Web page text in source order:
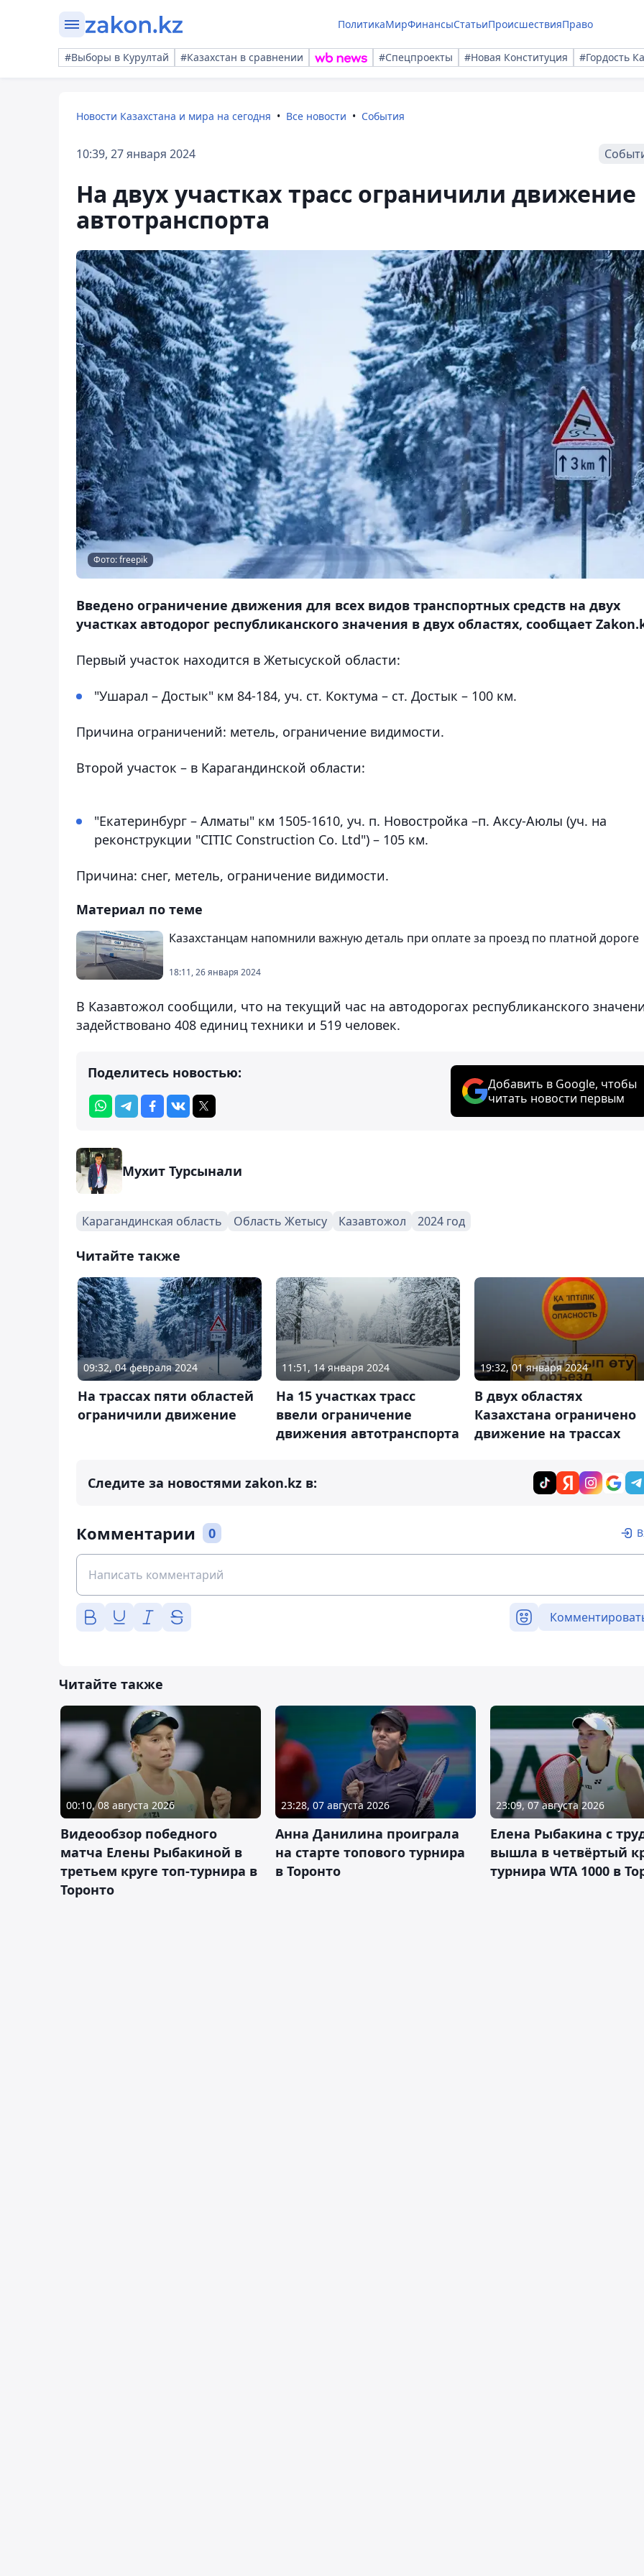
ПолитикаМирФинансыСтатьиПроисшествияПраво
#Выборы в Курултай #Казахстан в сравнении #Спецпроекты #Новая Конституция #Гордость
Новости Казахстана и мира на сегодня Все новости События
10:39, 27 января 2024
На двух участках трасс ограничили движение
автотранспорта
Фото: freepik
Введено ограничение движения для всех видов транспортных средств на двух
участках автодорог республиканского значения в двух областях, сообщает
Первый участок находится в Жетысуской области:
"Ушарал – Достык" км 84-184, уч. ст. Коктума – ст. Достык – 100 км.
Причина ограничений: метель, ограничение видимости.
Второй участок – в Карагандинской области:
"Екатеринбург – Алматы" км 1505-1610, уч. п. Новостройка –п. Аксу-Аюлы (уч. на
реконструкции "CITIC Construction Co. Ltd") – 105 км.
Причина: снег, метель, ограничение видимости.
Материал по теме
Казахстанцам напомнили важную деталь при оплате за проезд по платной дороге
18:11, 26 января 2024
В Казавтожол сообщили, что на текущий час на автодорогах республиканского
задействовано 408 единиц техники и 519 человек.
Поделитесь новостью:
Добавить в Google, чтобы
читать новости первым
Мухит Турсынали
Карагандинская область Область Жетысу Казавтожол 2024 год
Читайте также
09:32, 04 февраля 2024
На трассах пяти областей
ограничили движение
11:51, 14 января 2024
На 15 участках трасс
ввели ограничение
движения автотранспорта
19:32, 01 января 2024
В двух областях
Казахстана ограничено
движение на трассах
Следите за новостями zakon.kz в:
Комментарии 0
Читайте также
00:10, 08 августа 2026
Видеообзор победного
матча Елены Рыбакиной в
третьем круге топ-турнира в
Торонто
23:28, 07 августа 2026
Анна Данилина проиграла
на старте топового турнира
в Торонто
23:09, 07 августа 2026
Елена Рыбакина с
вышла в четвёртый
турнира WTA 1000 в